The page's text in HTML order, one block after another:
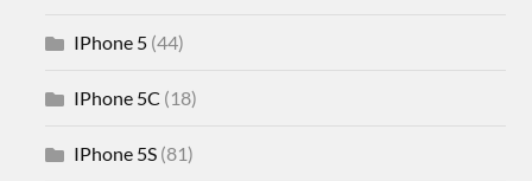
IPhone 5 (44)
IPhone 5C (18)
IPhone 5S (81)